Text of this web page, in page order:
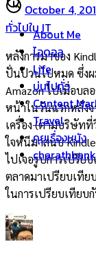
About Me
ไอดอล
Life
บ่นไปทั่ว
Content
Travel
คุยเรื่องหนัง
October 4,
ทั่วไปใน IT
หลังการมาของ
ปั่นป่วนไปหมด ซึ่งผ
Amazon ไปเมื่อบล
หน้าในวันแรกหลังจ
เครื่อง (ตามบริษัท
ใจหนีมาสนบ
ไปเจอรูปการเปรีย
ตลาดมาเปรียบเทีย
ในการเปรียบเทียบ